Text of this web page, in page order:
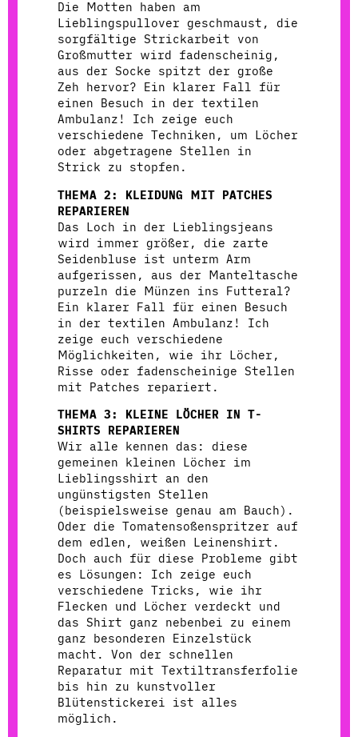
Die Motten haben am
Lieblingspullover geschmaust, die
sorgfältige Strickarbeit von
Großmutter wird fadenscheinig,
aus der Socke spitzt der große
Zeh hervor? Ein klarer Fall für
einen Besuch in der textilen
Ambulanz! Ich zeige euch
verschiedene Techniken, um Löcher
oder abgetragene Stellen in
Strick zu stopfen.
THEMA 2: KLEIDUNG MIT PATCHES
REPARIEREN
Das Loch in der Lieblingsjeans
wird immer größer, die zarte
Seidenbluse ist unterm Arm
aufgerissen, aus der Manteltasche
purzeln die Münzen ins Futteral?
Ein klarer Fall für einen Besuch
in der textilen Ambulanz! Ich
zeige euch verschiedene
Möglichkeiten, wie ihr Löcher,
Risse oder fadenscheinige Stellen
mit Patches repariert.
THEMA 3: KLEINE LÖCHER IN T-
SHIRTS REPARIEREN
Wir alle kennen das: diese
gemeinen kleinen Löcher im
Lieblingsshirt an den
ungünstigsten Stellen
(beispielsweise genau am Bauch).
Oder die Tomatensoßenspritzer auf
dem edlen, weißen Leinenshirt.
Doch auch für diese Probleme gibt
es Lösungen: Ich zeige euch
verschiedene Tricks, wie ihr
Flecken und Löcher verdeckt und
das Shirt ganz nebenbei zu einem
ganz besonderen Einzelstück
macht. Von der schnellen
Reparatur mit Textiltransferfolie
bis hin zu kunstvoller
Blütenstickerei ist alles
möglich.